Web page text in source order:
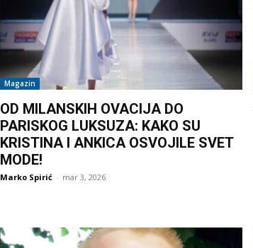
Magazin
OD MILANSKIH OVACIJA DO
PARISKOG LUKSUZA: KAKO SU
KRISTINA I ANKICA OSVOJILE SVET
MODE!
Marko Spirić - mar 3, 2026